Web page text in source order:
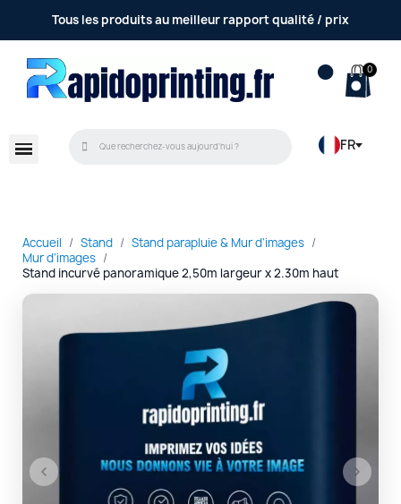
Tous les produits au meilleur rapport qualité / prix
FR
Accueil Stand
Stand parapluie & Mur d'images
Mur d'images
Stand incurvé panoramique 2,50m largeur x 2.30m haut